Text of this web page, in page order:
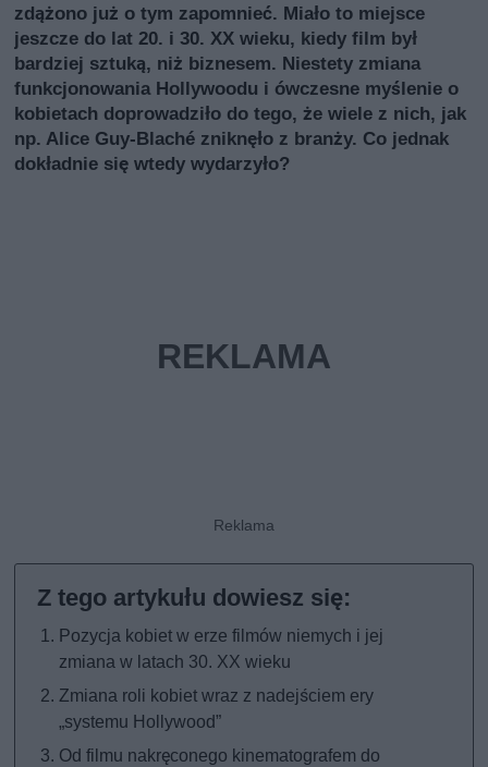
zdążono już o tym zapomnieć. Miało to miejsce
jeszcze do lat 20. i 30. XX wieku, kiedy film był
bardziej sztuką, niż biznesem. Niestety zmiana
funkcjonowania Hollywoodu i ówczesne myślenie o
kobietach doprowadziło do tego, że wiele z nich, jak
np. Alice Guy-Blaché zniknęło z branży. Co jednak
dokładnie się wtedy wydarzyło?
Pozycja kobiet w erze filmów niemych i jej
zmiana w latach 30. XX wieku
Zmiana roli kobiet wraz z nadejściem ery
„systemu Hollywood”
Od filmu nakręconego kinematografem do